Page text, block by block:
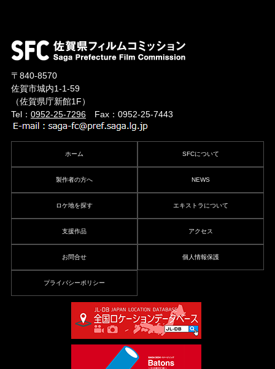
〒840-8570
佐賀市城内1-1-59
（佐賀県庁新館1F）
Tel： 0952-25-7296Fax：0952-25-7443
ホーム SFCについて
製作者の方へ NEWS
ロケ地を探す エキストラについて
支援作品 アクセス
お問合せ 個人情報保護
プライバシーポリシー